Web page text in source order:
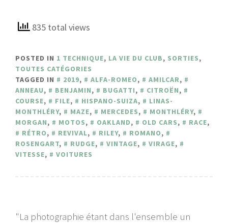
835 total views
POSTED IN 1 TECHNIQUE, LA VIE DU CLUB, SORTIES,
TOUTES CATÉGORIES
TAGGED IN
2019, ALFA-ROMEO, AMILCAR,
ANNEAU, BENJAMIN, BUGATTI, CITROËN,
COURSE, FILE, HISPANO-SUIZA,
LINAS-
MONTHLÉRY, MAZE, MERCEDES, MONTHLÉRY,
MORGAN, MOTOS, OAKLAND, OLD CARS, RACE,
RÉTRO, REVIVAL, RILEY, ROMANO,
ROSENGART, RUDGE, VINTAGE, VIRAGE,
VITESSE, VOITURES
"La photographie étant dans l'ensemble un